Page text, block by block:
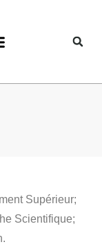
Supérieur;
Scientifique;